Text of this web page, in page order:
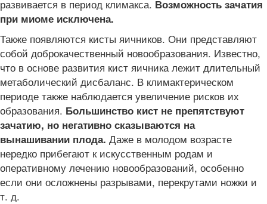
развивается в период климакса. Возможность зачатия
при миоме исключена.
Также появляются кисты яичников. Они представляют
собой доброкачественный новообразования. Известно,
что в основе развития кист яичника лежит длительный
метаболический дисбаланс. В климактерическом
периоде также наблюдается увеличение рисков их
образования. Большинство кист не препятствуют
зачатию, но негативно сказываются на
вынашивании плода. Даже в молодом возрасте
нередко прибегают к искусственным родам и
оперативному лечению новообразований, особенно
если они осложнены разрывами, перекрутами ножки и
т. д.